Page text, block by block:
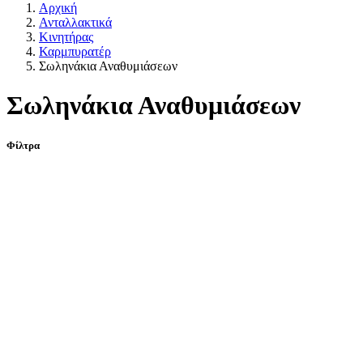
Αρχική
Ανταλλακτικά
Κινητήρας
Καρμπυρατέρ
Σωληνάκια Αναθυμιάσεων
Σωληνάκια Αναθυμιάσεων
Φίλτρα